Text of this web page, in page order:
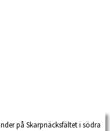
på Skarpnäcksfältet i södra